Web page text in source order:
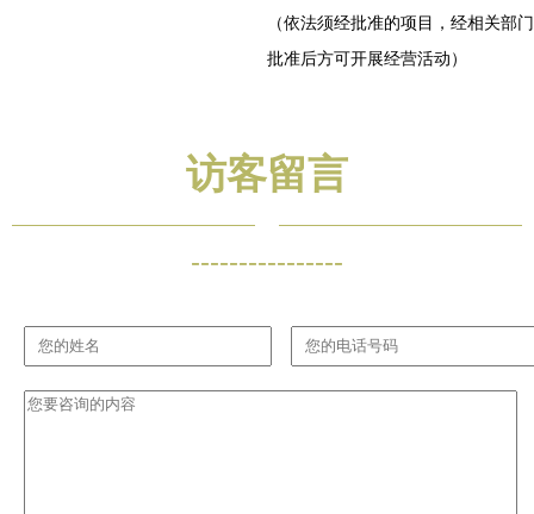
（依法须经批准的项目，经相关部门
批准后方可开展经营活动）
访客留言
----------------